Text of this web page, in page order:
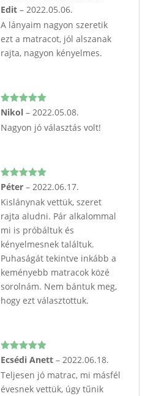
Edit – 2022.05.06.
A lányaim nagyon szeretik
ezt a matracot, jól alszanak
rajta, nagyon kényelmes.
Értékelés:
Nikol – 2022.05.08.
Nagyon jó választás volt!
Értékelés:
Péter – 2022.06.17.
Kislánynak vettük, szeret
rajta aludni. Pár alkalommal
mi is próbáltuk és
kényelmesnek találtuk.
Puhaságát tekintve inkább a
keményebb matracok közé
sorolnám. Nem bántuk meg,
hogy ezt választottuk.
Értékelés:
Ecsédi Anett – 2022.06.18.
Teljesen jó matrac, mi másfél
évesnek vettük, úgy tűnik